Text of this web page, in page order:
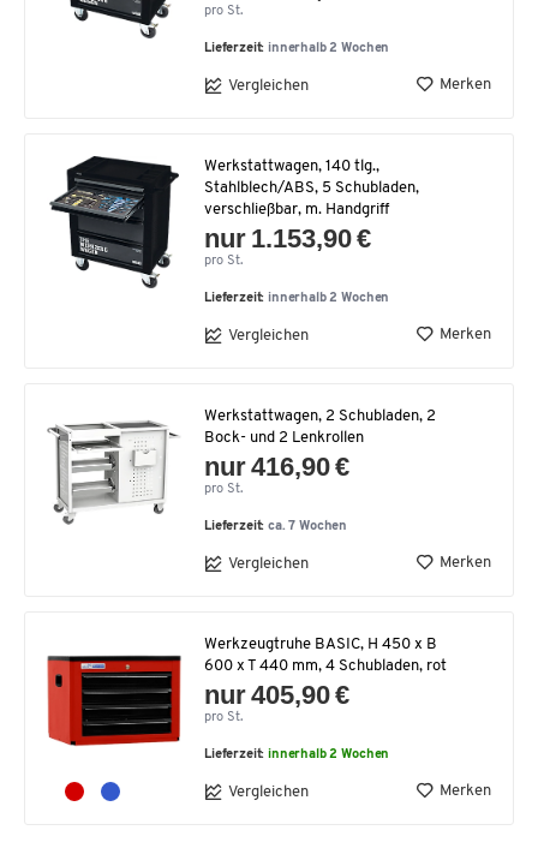
pro St.
Lieferzeit: innerhalb 2 Wochen
Vergleichen Merken
Werkstattwagen, 140 tlg.,
Stahlblech/ABS, 5 Schubladen,
verschließbar, m. Handgriff
nur 1.153,90 €
pro St.
Lieferzeit: innerhalb 2 Wochen
Vergleichen Merken
Werkstattwagen, 2 Schubladen, 2
Bock- und 2 Lenkrollen
nur 416,90 €
pro St.
Lieferzeit:ca. 7 Wochen
Vergleichen Merken
Werkzeugtruhe BASIC, H 450 x B
600 x T 440 mm, 4 Schubladen, rot
nur 405,90 €
pro St.
Lieferzeit:innerhalb 2 Wochen
Vergleichen Merken